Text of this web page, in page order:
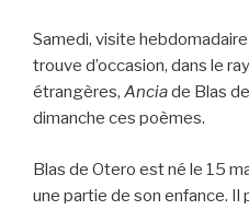
Samedi, visite
trouve d’occasion, dans le
étrangères, Anciade Blas
dimanche ces poèmes.
Blas de Otero est né le 15
une partie de son enfance.